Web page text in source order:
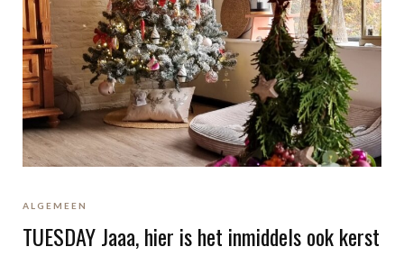
ALGEMEEN
TUESDAY Jaaa, hier is het inmiddels ook kerst